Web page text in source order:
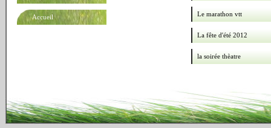
Accueil Le marathon vtt
La fête d'été 2012
la soirée thèatre